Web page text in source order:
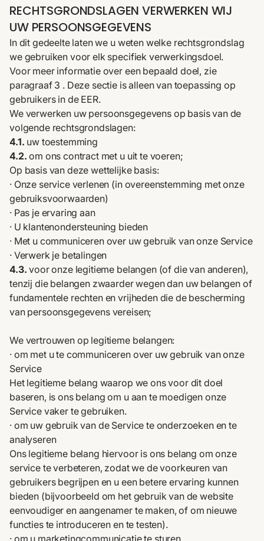
RECHTSGRONDSLAGEN VERWERKEN WIJ
UW PERSOONSGEGEVENS
In dit gedeelte laten we u weten welke rechtsgrondslag
we gebruiken voor elk specifiek verwerkingsdoel.
Voor meer informatie over een bepaald doel, zie
paragraaf 3 . Deze sectie is alleen van toepassing op
gebruikers in de EER.
We verwerken uw persoonsgegevens op basis van de
volgende rechtsgrondslagen:
4.1. uw toestemming
4.2.om ons contract met u uit te voeren;
Op basis van deze wettelijke basis:
· Onze service verlenen (in overeenstemming met onze
gebruiksvoorwaarden)
· Pas je ervaring aan
· U klantenondersteuning bieden
· Met u communiceren over uw gebruik van onze Service
· Verwerk je betalingen
4.3.voor onze legitieme belangen (of die van anderen),
tenzij die belangen zwaarder wegen dan uw belangen of
fundamentele rechten en vrijheden die de bescherming
van persoonsgegevens vereisen;
We vertrouwen op legitieme belangen:
· om met u te communiceren over uw gebruik van onze
Service
Het legitieme belang waarop we ons voor dit doel
baseren, is ons belang om u aan te moedigen onze
Service vaker te gebruiken.
· om uw gebruik van de Service te onderzoeken en te
analyseren
Ons legitieme belang hiervoor is ons belang om onze
service te verbeteren, zodat we de voorkeuren van
gebruikers begrijpen en u een betere ervaring kunnen
bieden (bijvoorbeeld om het gebruik van de website
eenvoudiger en aangenamer te maken, of om nieuwe
functies te introduceren en te testen).
· om u marketingcommunicatie te sturen